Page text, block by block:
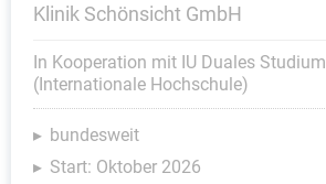
Klinik Schönsicht GmbH
In Kooperation mit IU Duales Studium
(Internationale Hochschule)
bundesweit
Start: Oktober 2026